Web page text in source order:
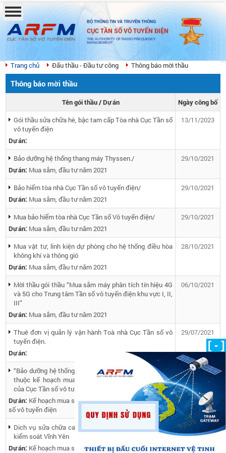
BỘ THÔNG TIN VÀ TRUYỀN THÔNG
CỤC TẦN SỐ VÔ TUYẾN ĐIỆN
THE AUTHORITY OF RADIO FREQUENCY
MANAGEMENT
Trang chủ Đấu thầu - Đầu tư công Thông báo mời thầu
Thông báo mời thầu
Tên gói thầu / Dự án
Ngày công bố
Gói thầu sửa chữa hè, bậc tam cấp Tòa nhà Cục Tần số
vô tuyến điện
Dự án:
13/11/2023
Bảo dưỡng hệ thống thang máy Thyssen./
Dự án: Mua sắm, đầu tư năm 2021
29/10/2021
Bảo hiểm tòa nhà Cục Tần số vô tuyến điện/
Dự án: Mua sắm, đầu tư năm 2021
29/10/2021
Mua bảo hiểm tòa nhà Cục Tần số Vô tuyến điện/
Dự án: Mua sắm, đầu tư năm 2021
29/10/2021
Mua vật tư, linh kiện dự phòng cho hệ thống điều hòa
không khí và thông gió
Dự án: Mua sắm, đầu tư năm 2021
28/10/2021
Mời thầu gói thầu “Mua sắm máy phân tích tín hiệu 4G
và 5G cho Trung tâm Tần số vô tuyến điện khu vực I, II,
III”
Dự án: Mua sắm, đầu tư năm 2021
06/10/2021
Thuê đơn vị quản lý vận hành Toà nhà Cục Tần số vô
tuyến điện.
Dự án:
29/07/2021
“Bảo dưỡng hệ thống điều hòa không khí và thông gió”
thuộc kế hoạch mua sắm dịch vụ năm 2020 (lần 02)
của Cục Tần số vô tuyến điện
Dự án: Kế hoạch mua sắm tài sản năm 2020 của Cục Tần
số vô tuyến điện
18/11/2020
Dich vụ sửa chữa card DAQ và mô đun SBC của trạm
kiểm soát Vĩnh Yên
Dự án: Kế hoạch mua sắm tài sản năm 2020 của Cục Tần
11/11/2020
[ - ]